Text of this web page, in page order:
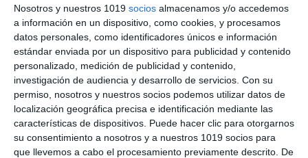
Nosotros y nuestros 1019 socios almacenamos y/o accedemos
a información en un dispositivo, como cookies, y procesamos
datos personales, como identificadores únicos e información
estándar enviada por un dispositivo para publicidad y contenido
personalizado, medición de publicidad y contenido,
investigación de audiencia y desarrollo de servicios. Con su
permiso, nosotros y nuestros socios podemos utilizar datos de
localización geográfica precisa e identificación mediante las
características de dispositivos. Puede hacer clic para otorgarnos
su consentimiento a nosotros y a nuestros 1019 socios para
que llevemos a cabo el procesamiento previamente descrito. De
Organización visual mediante técnicas de
Visual Thinkingpara facilitar la
comprensión y memorización de contenidos
históricos.
Cómo utilizar este
material